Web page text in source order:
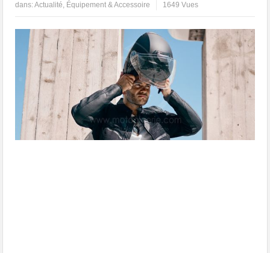
dans:Actualité, Équipement & Accessoire 1649 Vues